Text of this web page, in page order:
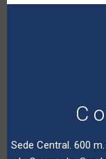
Sede Central. 600